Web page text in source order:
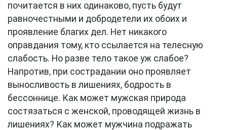
почитается в них одинаково, пусть будут
равночестными и добродетели их обоих и
проявление благих дел. Нет никакого
оправдания тому, кто ссылается на телесную
слабость. Но разве тело такое уж слабое?
Напротив, при сострадании оно проявляет
выносливость в лишениях, бодрость в
бессоннице. Как может мужская природа
состязаться с женской, проводящей жизнь в
лишениях? Как может мужчина подражать